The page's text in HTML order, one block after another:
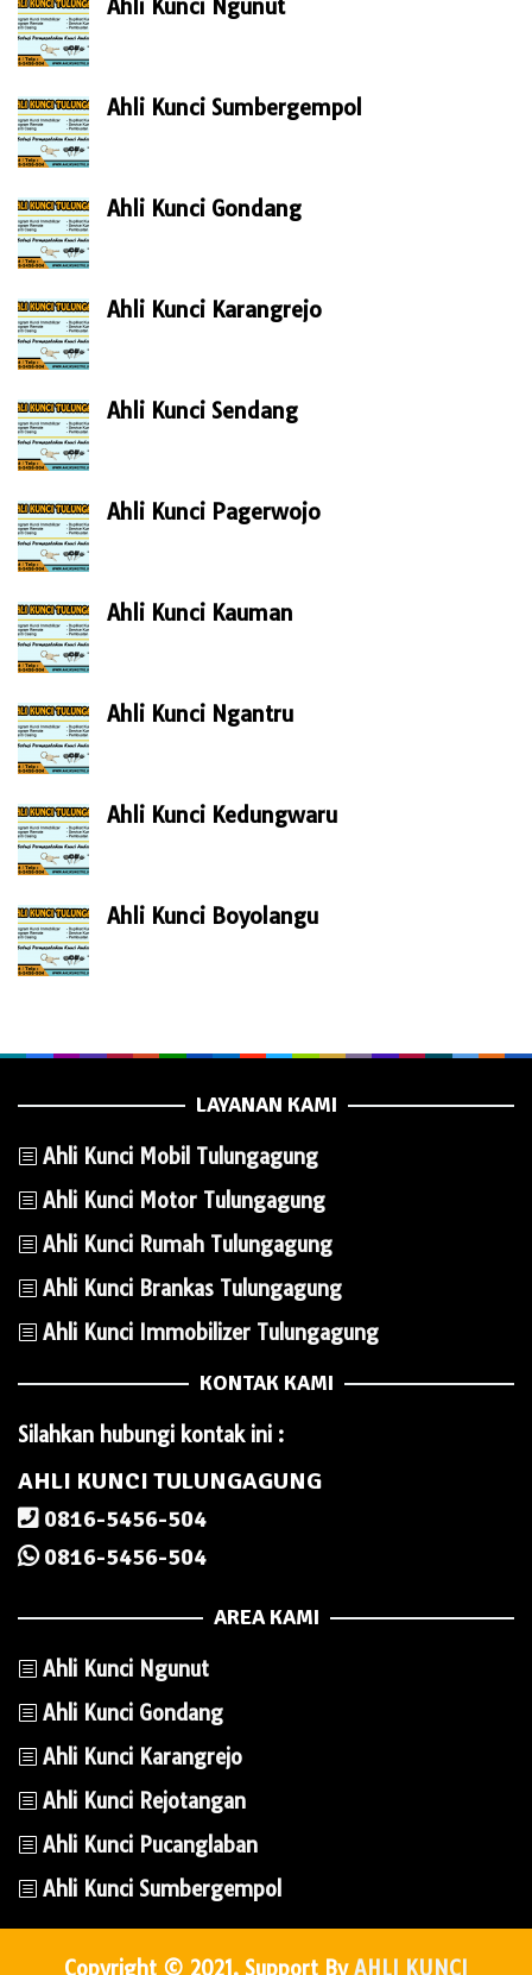
Ahli Kunci Ngunut
Ahli Kunci Sumbergempol
Ahli Kunci Gondang
Ahli Kunci Karangrejo
Ahli Kunci Sendang
Ahli Kunci Pagerwojo
Ahli Kunci Kauman
Ahli Kunci Ngantru
Ahli Kunci Kedungwaru
Ahli Kunci Boyolangu
LAYANAN KAMI
Ahli Kunci Mobil Tulungagung
Ahli Kunci Motor Tulungagung
Ahli Kunci Rumah Tulungagung
Ahli Kunci Brankas Tulungagung
Ahli Kunci Immobilizer Tulungagung
KONTAK KAMI
Silahkan hubungi kontak ini :
AHLI KUNCI TULUNGAGUNG
0816-5456-504
0816-5456-504
AREA KAMI
Ahli Kunci Ngunut
Ahli Kunci Gondang
Ahli Kunci Karangrejo
Ahli Kunci Rejotangan
Ahli Kunci Pucanglaban
Ahli Kunci Sumbergempol
Copyright © 2021. Support ByAHLI KUNCI